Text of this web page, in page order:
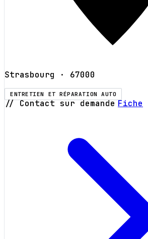
Strasbourg · 67000
ENTRETIEN ET RÉPARATION AUTO
// Contact sur demande Fiche